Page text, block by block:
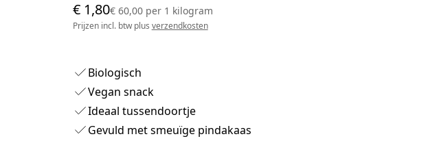
€ 1,80€ 60,00 per1 kilogram
Prijzen incl. btw plus verzendkosten
Biologisch
Vegan snack
Ideaal tussendoortje
Gevuld met smeuïge pindakaas